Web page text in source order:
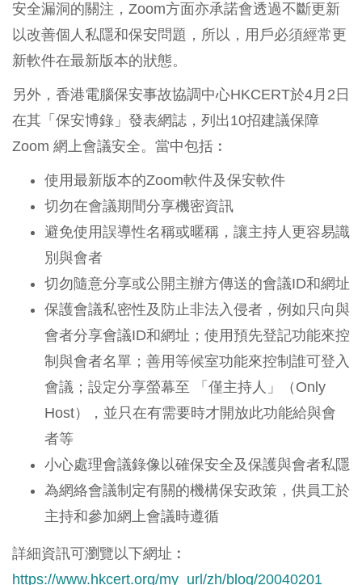
安全漏洞的關注，Zoom方面亦承諾會透過不斷更新
以改善個人私隱和保安問題，所以，用戶必須經常更
新軟件在最新版本的狀態。
另外，香港電腦保安事故協調中心HKCERT於4月2日
在其「保安博錄」發表網誌，列出10招建議保障
Zoom 網上會議安全。當中包括︰
使用最新版本的Zoom軟件及保安軟件
切勿在會議期間分享機密資訊
避免使用誤導性名稱或暱稱，讓主持人更容易識
別與會者
切勿隨意分享或公開主辦方傳送的會議ID和網址
保護會議私密性及防止非法入侵者，例如只向與
會者分享會議ID和網址；使用預先登記功能來控
制與會者名單；善用等候室功能來控制誰可登入
會議；設定分享螢幕至 「僅主持人」（Only
Host），並只在有需要時才開放此功能給與會
者等
小心處理會議錄像以確保安全及保護與會者私隱
為網絡會議制定有關的機構保安政策，供員工於
主持和參加網上會議時遵循
詳細資訊可瀏覽以下網址︰
https://www.hkcert.org/my_url/zh/blog/20040201